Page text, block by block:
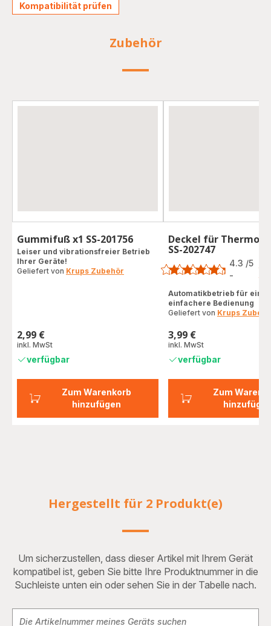
Kompatibilität prüfen
Zubehör
Zum Warenkorb
hinzufügen
Gummifuß x1 SS-201756
Leiser und vibrationsfreier Betrieb
Ihrer Geräte!
Geliefert von Krups Zubehör
Preis
2,99 €
inkl. MwSt
verfügbar
Zum
Deckel für
SS-202747
Bewertung
4.3 /5
-
Automatikbetrieb für eine
einfachere Bedienung
Geliefert von Krups
Preis
3,99 €
inkl. MwSt
verfügbar
Hergestellt für 2 Produkt(e)
Um sicherzustellen, dass dieser Artikel mit Ihrem Gerät
kompatibel ist, geben Sie bitte Ihre Produktnummer in die
Suchleiste unten ein oder sehen Sie in der Tabelle nach.